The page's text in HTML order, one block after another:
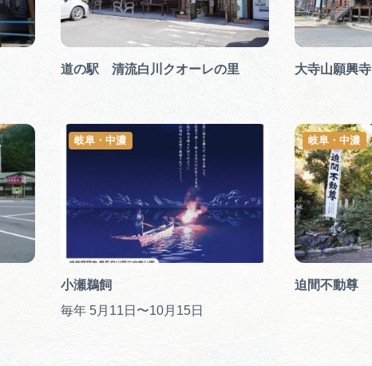
道の駅 清流白川クオーレの里 大寺山願興寺
小瀬鵜飼
岐阜・中濃
毎年 5月11日〜10月15日
迫間不動尊
岐阜・中濃